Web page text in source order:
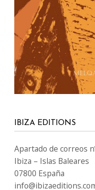
NUESTRAS WEBS
www.Ibiza-click.com
www.Ibiza-tickets.com
www.Ibizaeditions.com
www.tvclick.es
www.destaka.net